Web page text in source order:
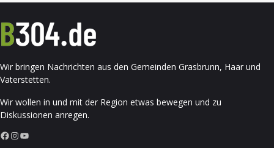
Wir bringen Nachrichten aus den Gemeinden Grasbrunn, Haar und
Vaterstetten.
Wir wollen in und mit der Region etwas bewegen und zu
Diskussionen anregen.
Facebook InstagramYouTube